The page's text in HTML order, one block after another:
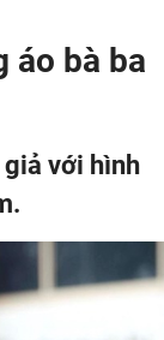
áo bà ba
giả với hình